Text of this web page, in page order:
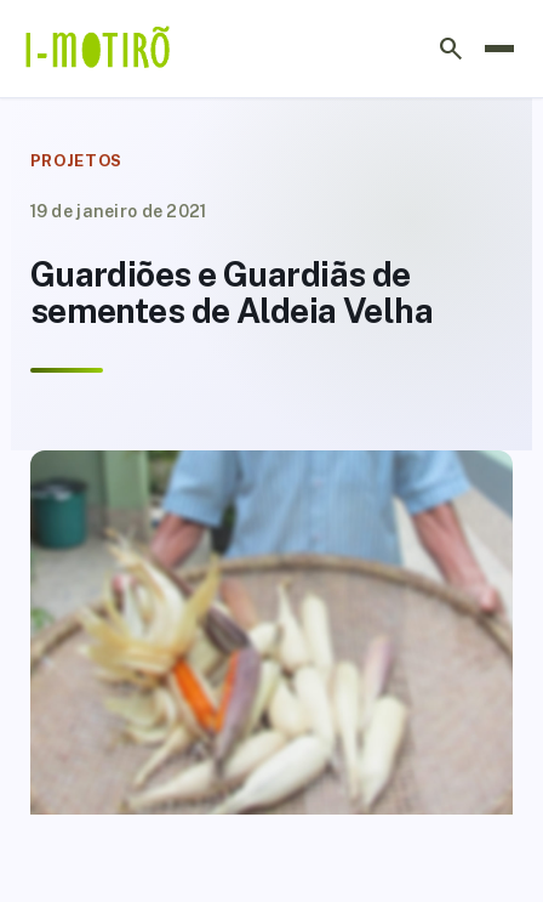
para
search
PROJETOS
19 de janeiro de 2021
Guardiões e Guardiãs de
sementes de Aldeia Velha